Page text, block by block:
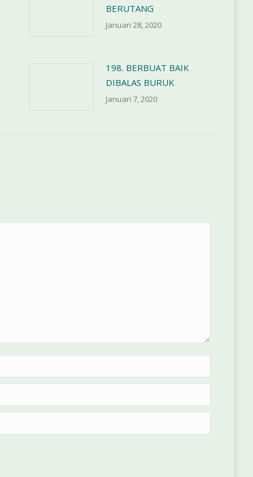
BERUTANG
Januari 28, 2020
198. BERBUAT BAIK
DIBALAS BURUK
Januari 7, 2020